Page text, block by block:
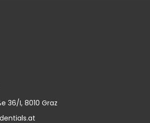
36/I, 8010 Graz